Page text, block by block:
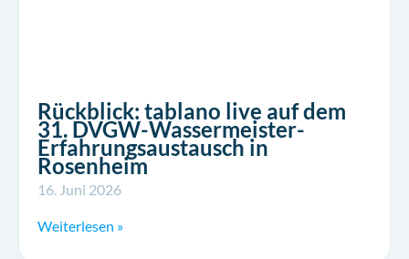
Rückblick: tablano live auf dem
31. DVGW-Wassermeister-
Erfahrungsaustausch in
Rosenheim
16. Juni 2026
Weiterlesen »